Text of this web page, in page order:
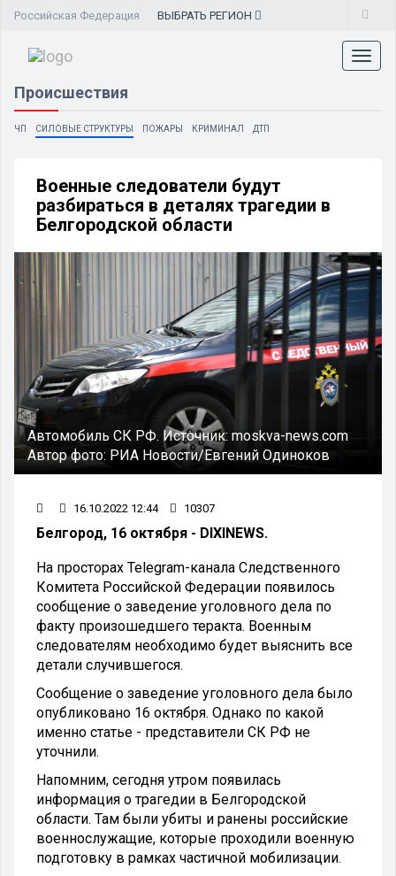
Российская Федерация ВЫБРАТЬ РЕГИОН
Происшествия
ЧП СИЛОВЫЕ СТРУКТУРЫ ПОЖАРЫ КРИМИНАЛ ДТП
Военные следователи будут
разбираться в деталях трагедии в
Белгородской области
Автомобиль СК РФ. Источник: moskva-news.com
Автор фото: РИА Новости/Евгений Одиноков
16.10.2022 12:44 10307
Белгород, 16 октября - DIXINEWS.
На просторах Telegram-канала Следственного
Комитета Российской Федерации появилось
сообщение о заведение уголовного дела по
факту произошедшего теракта. Военным
следователям необходимо будет выяснить все
детали случившегося.
Сообщение о заведение уголовного дела было
опубликовано 16 октября. Однако по какой
именно статье - представители СК РФ не
уточнили.
Напомним, сегодня утром появилась
информация о трагедии в Белгородской
области. Там были убиты и ранены российские
военнослужащие, которые проходили военную
подготовку в рамках частичной мобилизации.